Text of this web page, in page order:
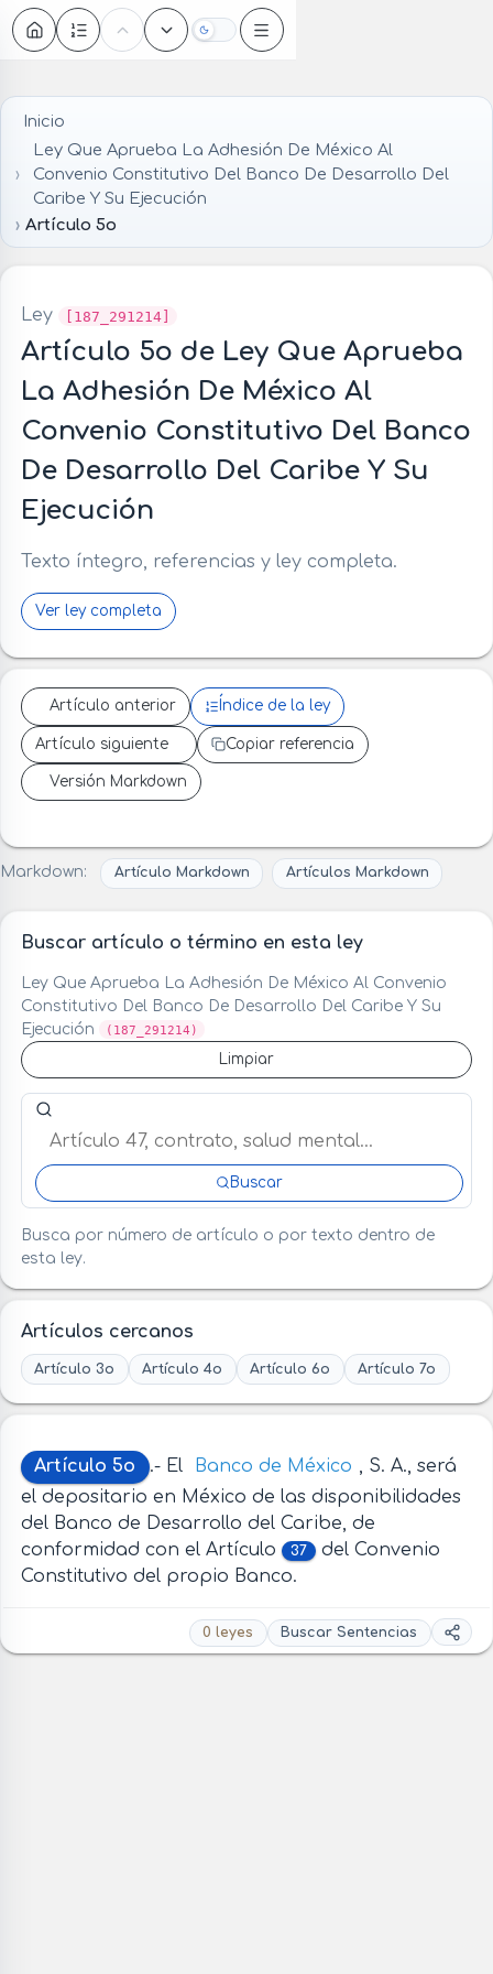
Oscuro
Inicio
Ley Que Aprueba La Adhesión De México Al
Convenio Constitutivo Del Banco De Desarrollo Del
Caribe Y Su Ejecución
Artículo 5o
Ley [187_291214]
Artículo 5o de Ley Que Aprueba
La Adhesión De México Al
Convenio Constitutivo Del Banco
De Desarrollo Del Caribe Y Su
Ejecución
Texto íntegro, referencias y ley completa.
Ver ley completa
Artículo anterior Índice de la ley
Artículo siguiente Copiar referencia
Versión Markdown
Markdown: Artículo Markdown Artículos Markdown
Buscar artículo o término en esta ley
Ley Que Aprueba La Adhesión De México Al Convenio
Constitutivo Del Banco De Desarrollo Del Caribe Y Su
Ejecución
(187_291214)
Limpiar
Buscar artículo o término en esta ley
Buscar
Busca por número de artículo o por texto dentro de
esta ley.
Artículos cercanos
Artículo 3o Artículo 4o Artículo 6o Artículo 7o
Artículo 5o .- El Banco de México , S. A., será
el depositario en México de las disponibilidades
del Banco de Desarrollo del Caribe, de
conformidad con el Artículo
37 del Convenio
Constitutivo del propio Banco.
0 leyes Buscar Sentencias